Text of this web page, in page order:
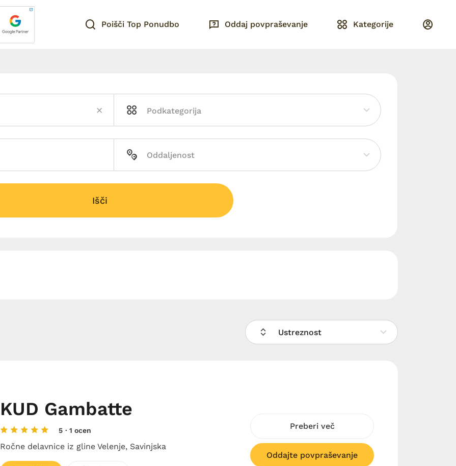
Poišči Top Ponudbo Oddaj povpraševanje Kategorije
Išči
Ustreznost
KUD Gambatte
5 · 1 ocen
Ročne delavnice iz gline Velenje, Savinjska
Preberi več
Oddajte povpraševanje